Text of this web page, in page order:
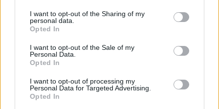
not limited to your visit or usage behaviour. You may click to
grant or deny consent to Google and its third-party tags to
use your data for below specified purposes in below Google
consent section.
I want to opt-out of the Sharing of my
personal data.
Opted In
I want to opt-out of the Sale of my
Personal Data.
Opted In
I want to opt-out of processing my
Personal Data for Targeted Advertising.
Opted In
Continua a leggere
FUORI PORTA